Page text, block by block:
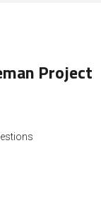
Project